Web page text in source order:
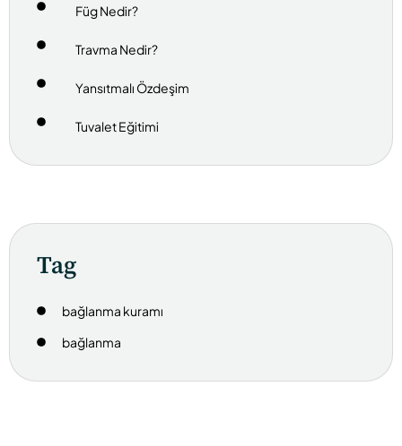
Füg Nedir?
Travma Nedir?
Yansıtmalı Özdeşim
Tuvalet Eğitimi
Tag
bağlanma kuramı
bağlanma